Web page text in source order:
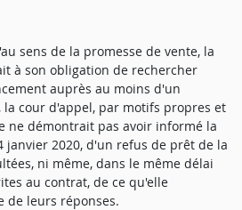
sens de la promesse de vente, la
à son obligation de rechercher
auprès au moins d'un
cour d'appel, par motifs propres et
ne démontrait pas avoir informé la
janvier 2020, d'un refus de prêt de la
ni même, dans le même délai
au contrat, de ce qu'elle
de leurs réponses.